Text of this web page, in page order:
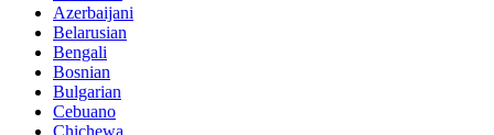
Azerbaijani
Belarusian
Bengali
Bosnian
Bulgarian
Cebuano